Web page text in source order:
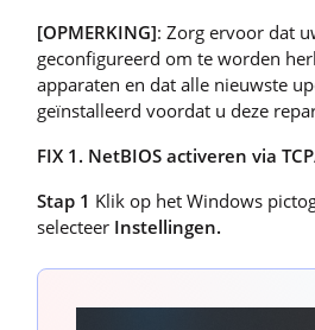
[OPMERKING]: Zorg ervoor dat
geconfigureerd om te worden
apparaten en dat alle nieuwste
geïnstalleerd voordat u deze
FIX 1. NetBIOS activeren via
Stap 1 Klik op het Windows
selecteer Instellingen.